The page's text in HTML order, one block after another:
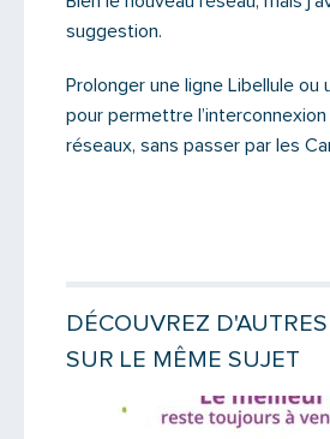
Saisissez
suggestion.
Prolonger une ligne Libellule ou
pour permettre
réseaux, sans passer par les
DÉCOUVREZ
SUR LE MÊME SUJET
Lire la suite